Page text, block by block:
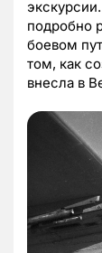
подробно
боевом
том, как
внесла в